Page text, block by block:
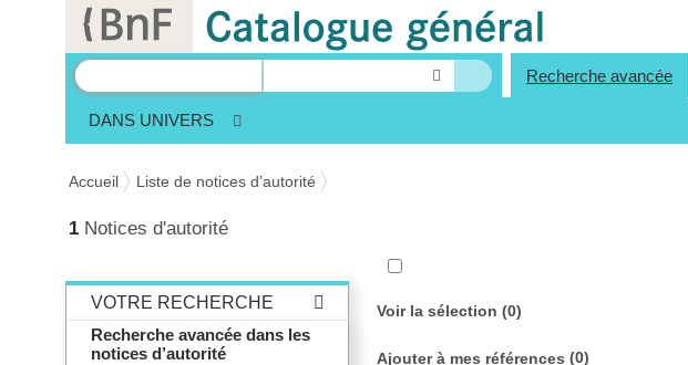
Recherche avancée
DANS UNIVERS
Accueil Liste de notices d’autorité
1 Notices d'autorité
VOTRE RECHERCHE
Recherche avancée dans les
notices d’autorité
Voir la sélection (0)
Ajouter à mes références(0)
Panneau de gestion des cookies